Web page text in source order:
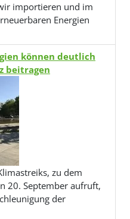
importieren und im
Energien
können deutlich
beitragen
zu dem
20. September aufruft,
der